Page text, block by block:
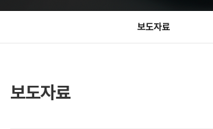
보도자료
보도자료